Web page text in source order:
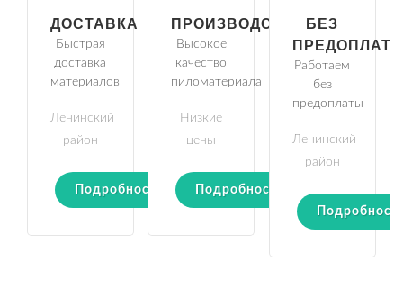
ДОСТАВКА
Быстрая
доставка
материалов
Ленинский
район
Подробности
ПРОИЗВОДСТВО
Высокое
качество
пиломатериала
Низкие
цены
Подробности
БЕЗ
Работаем
без
предоплаты
Ленинский
район